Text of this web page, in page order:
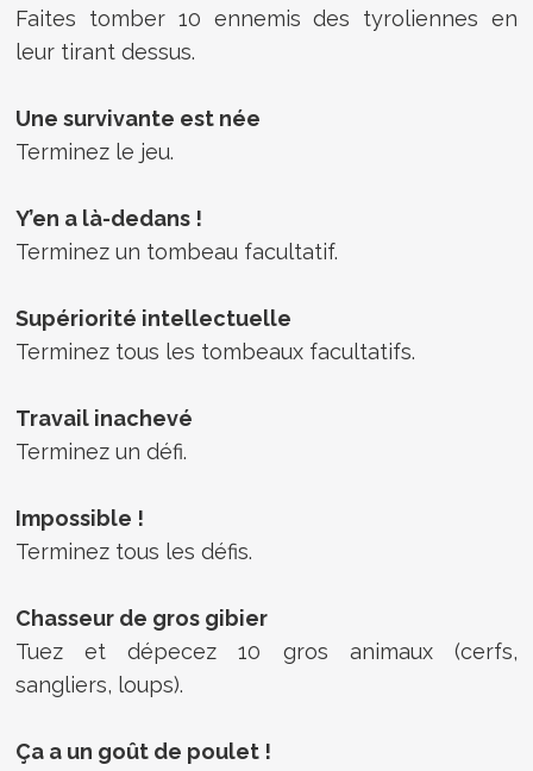
Faites tomber 10 ennemis des tyroliennes en
leur tirant dessus.
Une survivante est née
Terminez le jeu.
Y’en a là-dedans !
Terminez un tombeau facultatif.
Supériorité intellectuelle
Terminez tous les tombeaux facultatifs.
Travail inachevé
Terminez un défi.
Impossible !
Terminez tous les défis.
Chasseur de gros gibier
Tuez et dépecez 10 gros animaux (cerfs,
sangliers, loups).
Ça a un goût de poulet !